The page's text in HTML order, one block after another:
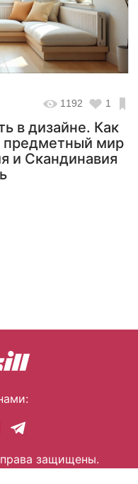
1192 1
в дизайне. Как
предметный мир
и Скандинавия
защищены.